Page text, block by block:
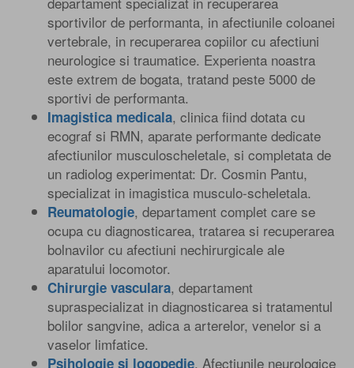
sportivilor de performanta, in afectiunile coloanei
vertebrale, in recuperarea copiilor cu afectiuni
neurologice si traumatice. Experienta noastra
este extrem de bogata, tratand peste 5000 de
sportivi de performanta.
Imagistica medicala, clinica fiind dotata cu
ecograf si RMN, aparate performante dedicate
afectiunilor musculoscheletale, si completata de
un radiolog experimentat: Dr. Cosmin Pantu,
specializat in imagistica musculo-scheletala.
Reumatologie, departament complet care se
ocupa cu diagnosticarea, tratarea si recuperarea
bolnavilor cu afectiuni nechirurgicale ale
aparatului locomotor.
Chirurgie vasculara, departament
supraspecializat in diagnosticarea si tratamentul
bolilor sangvine, adica a arterelor, venelor si a
vaselor limfatice.
Psihologie si logopedie. Afectiunile neurologice